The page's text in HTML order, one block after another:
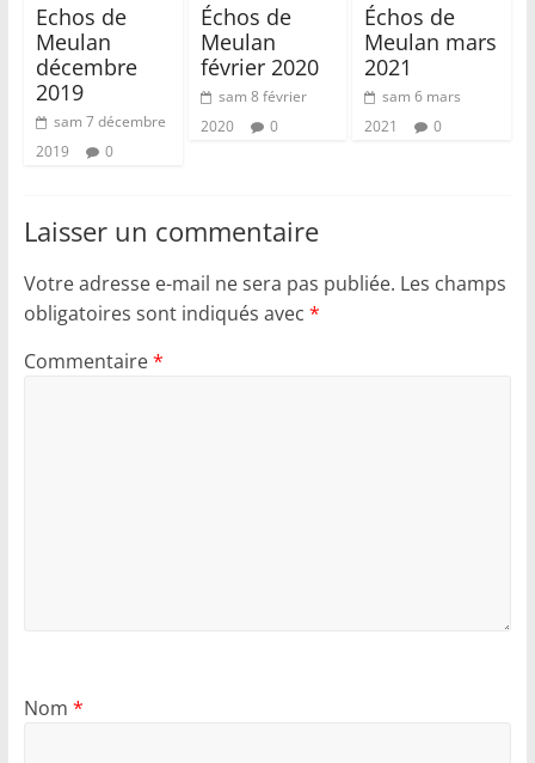
Echos de
Meulan
décembre
2019
sam 7 décembre
2019
0
Échos de
Meulan
février 2020
sam 8 février
2020
0
Échos de
Meulan mars
2021
sam 6 mars
2021
0
Laisser un commentaire
Votre adresse e-mail ne sera pas publiée. Les champs
obligatoires sont indiqués avec *
Commentaire*
Nom *